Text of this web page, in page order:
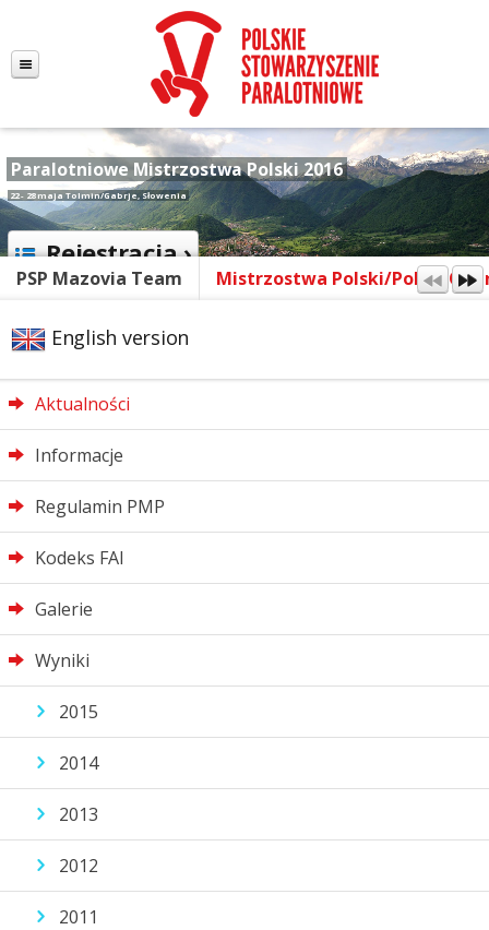
Paralotniowe Mistrzostwa Polski 2016
22 - 28 maja Tolmin/Gabrje, Słowenia
Rejestracja ›
PSP Mazovia Team Mistrzostwa Polski/Polish
English version
Aktualności
Informacje
Regulamin PMP
Kodeks FAI
Galerie
Wyniki
2015
2014
2013
2012
2011